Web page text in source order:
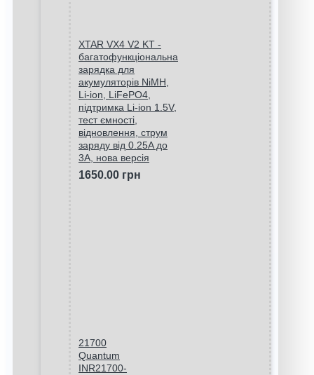
XTAR VX4 V2 KT -
багатофункціональна
зарядка для
акумуляторів NiMH,
Li-ion, LiFePO4,
підтримка Li-ion 1.5V,
тест ємності,
відновлення, струм
заряду від 0.25A до
3A, нова версія
1650.00 грн
21700
Quantum
INR21700-